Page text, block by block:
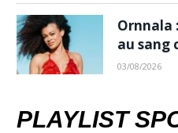
Ornnala
au sang
03/08/2026
PLAYLIST